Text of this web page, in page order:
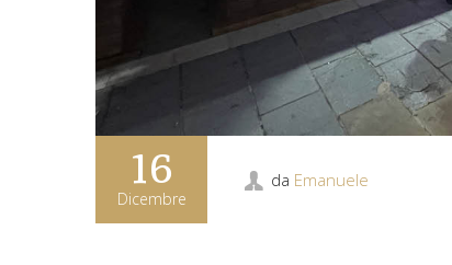
16
Dicembre
da Emanuele